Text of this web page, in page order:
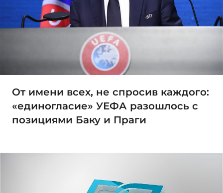
От имени всех, не спросив каждого:
«единогласие» УЕФА разошлось с
позициями Баку и Праги